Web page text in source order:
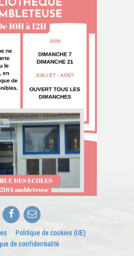
Facebook
E-
mail
Politique de cookies (UE)
de confidentialité